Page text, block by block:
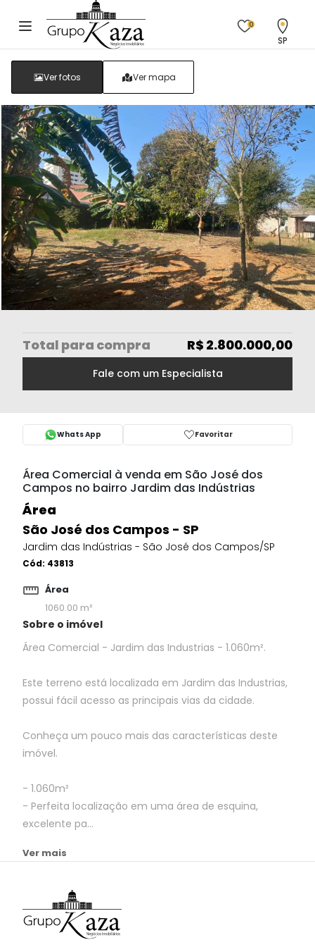
0
SP
Ver fotos Ver mapa
Área Comercial à venda em São José dos
Campos no bairro Jardim das Indústrias
Área
São José dos Campos - SP
Jardim das Indústrias - São José dos Campos/SP
Cód: 43813
Área
1060.00 m²
Sobre o imóvel
Área Comercial - Jardim das Industrias - 1.060m².
Este terreno está localizada em Jardim das Industrias,
possui fácil acesso as principais vias da cidade.
Conheça um pouco mais das características deste
imóvel.
- 1.060m²
- Perfeita localização em uma área de esquina,
excelente pa...
Ver mais
Total para compra R$ 2.800.000,00
Fale com um Especialista
Whats App Favoritar